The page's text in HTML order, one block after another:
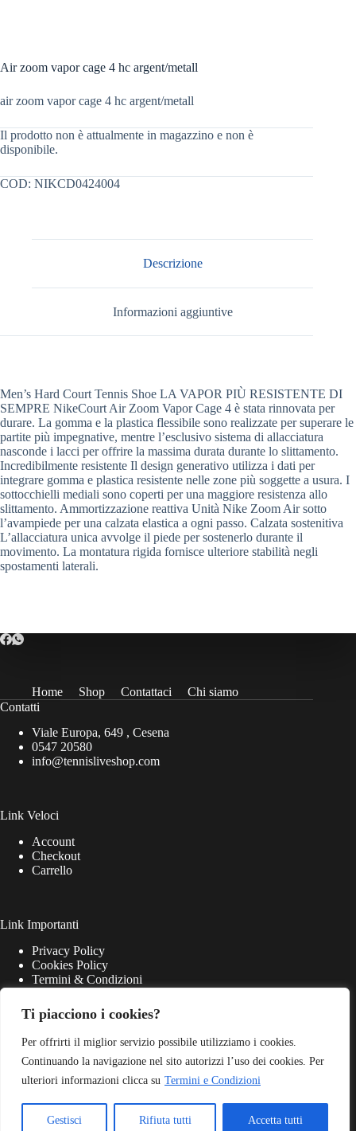
Ti piacciono i cookies?
Per offrirti il miglior servizio possibile utilizziamo i cookies.
Continuando la navigazione nel sito autorizzi l’uso dei cookies. Per
ulteriori informazioni clicca su Termini e Condizioni
Gestisci Rifiuta tutti Accetta tutti
Air zoom vapor cage 4 hc argent/metall
air zoom vapor cage 4 hc argent/metall
Il prodotto non è attualmente in magazzino e non è
disponibile.
COD: NIKCD0424004
Descrizione
Informazioni aggiuntive
Men’s Hard Court Tennis Shoe LA VAPOR PIÙ RESISTENTE DI
SEMPRE NikeCourt Air Zoom Vapor Cage 4 è stata rinnovata per
durare. La gomma e la plastica flessibile sono realizzate per superare le
partite più impegnative, mentre l’esclusivo sistema di allacciatura
nasconde i lacci per offrire la massima durata durante lo slittamento.
Incredibilmente resistente Il design generativo utilizza i dati per
integrare gomma e plastica resistente nelle zone più soggette a usura. I
sottocchielli mediali sono coperti per una maggiore resistenza allo
slittamento. Ammortizzazione reattiva Unità Nike Zoom Air sotto
l’avampiede per una calzata elastica a ogni passo. Calzata sostenitiva
L’allacciatura unica avvolge il piede per sostenerlo durante il
movimento. La montatura rigida fornisce ulteriore stabilità negli
spostamenti laterali.
Home Shop Contattaci
Chi siamo
Contatti
Viale Europa, 649 , Cesena
0547 20580
info@tennisliveshop.com
Link Veloci
Account
Checkout
Carrello
Link Importanti
Privacy Policy
Cookies Policy
Termini & Condizioni